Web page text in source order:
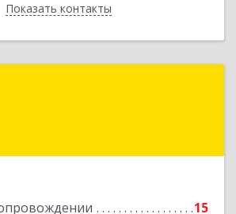
Показать контакты
Назад
15
обл, Солнечногорский р-н,
Подробнее